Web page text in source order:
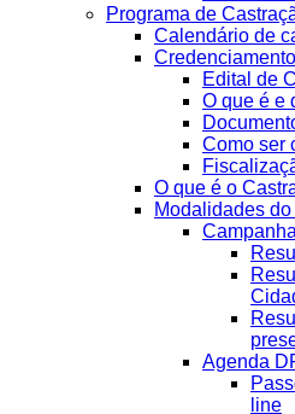
Programa de
Calendário de
Credenciamento
Edital de
O que é e
Como ser
O que é o
Modalidades do
Agenda
line